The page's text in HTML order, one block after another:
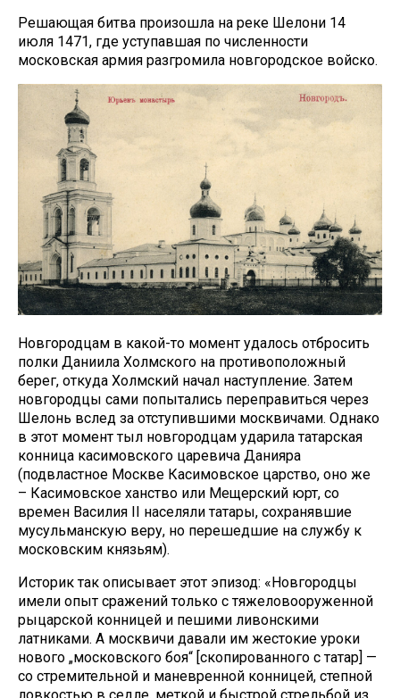
Решающая битва произошла на реке Шелони 14
июля 1471, где уступавшая по численности
московская армия разгромила новгородское войско.
Новгородцам в какой-то момент удалось отбросить
полки Даниила Холмского на противоположный
берег, откуда Холмский начал наступление. Затем
новгородцы сами попытались переправиться через
Шелонь вслед за отступившими москвичами. Однако
в этот момент тыл новгородцам ударила татарская
конница касимовского царевича Данияра
(подвластное Москве Касимовское царство, оно же
– Касимовское ханство или Мещерский юрт, со
времен Василия II населяли татары, сохранявшие
мусульманскую веру, но перешедшие на службу к
московским князьям).
Историк так описывает этот эпизод: «Новгородцы
имели опыт сражений только с тяжеловооруженной
рыцарской конницей и пешими ливонскими
латниками. А москвичи давали им жестокие уроки
нового „московского боя“ [скопированного с татар] —
со стремительной и маневренной конницей, степной